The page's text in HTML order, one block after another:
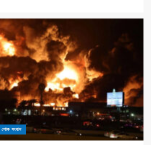
শোক সংবাদ